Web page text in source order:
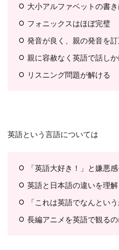
大小アルファベットの書
フォニックスはほぼ完璧
発音が良く、親の発音を
親に容赦なく英語で話し
リスニング問題が解ける
英語という言語については
「英語大好き！」と嫌悪
英語と日本語の違いを理
「これは英語でなんとい
長編アニメを英語で観る